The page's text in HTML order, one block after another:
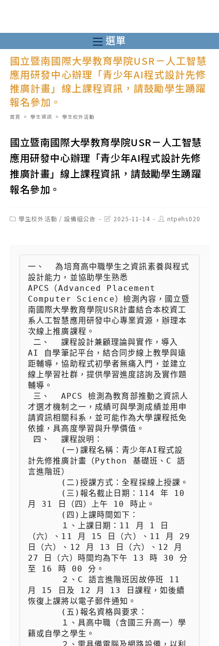
至
主
內
容
選單
國立暨南國際大學教育學院USR－人工智慧
應用研發中心辦理「青少年AI程式設計先修
推廣計畫」線上課程資訊，請鼓勵學生踴躍
報名參加。
首頁 > 學生資訊 > 學生校外活動
國立暨南國際大學教育學院USR－人工智慧
應用研發中心辦理「青少年AI程式設計先修
推廣計畫」線上課程資訊，請鼓勵學生踴躍
報名參加。
Post學生校外活動 / 設備組公告
Post2025-11-14
Post
author:
ntpehs020
一、  為培育高中職學生之資訊素養與程式
設計能力，並協助學生熟悉
APCS（Advanced Placement
Computer Science）檢測內容，國立暨
南國際大學教育學院USR計畫結合本校資工
系人工智慧應用研發中心專業資源，辦理本
次線上推廣課程。
AI 自學筆記平台，結合同步線上教學與遠
距輔導，協助程式初學者無痛入門，並建立
線上學習社群，提供學習進度諮詢及實作題
輔導。
才選才機制之一，成績可與學測成績並用申
請資訊相關科系，並可能作為大學課程抵免
依據，具高度學習與升學價值。
計先修推廣計畫（Python 基礎班、C 語
言進階班）
月 31 日（四）上午 10 時止。
（六）、11 月 15 日（六）、11 月 29
日（六）、12 月 13 日（六）、12 月
27 日（六）時間均為下午 13 時 30 分
至 16 時 00 分。
月 15 日及 12 月 13 日課程，如後續
恢復上課將以電子郵件通知。
籍或自學之學生。